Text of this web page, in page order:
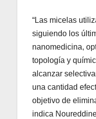
“Las micelas
siguiendo los
nanomedicina,
topología y
alcanzar
una cantidad
objetivo de
indica